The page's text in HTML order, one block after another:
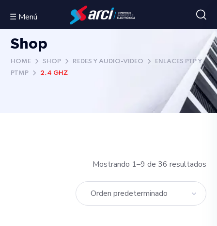
☰ Menú
Shop
HOME SHOP REDES Y AUDIO-VIDEO
ENLACES PTP Y
PTMP
2.4 GHZ
Mostrando 1–9 de 36 resultados